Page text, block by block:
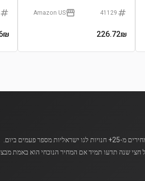
41129
Amazon US
226.72₪
₪
חצי שנה תדעו תמיד אם המחיר הנוכחי הוא באמת